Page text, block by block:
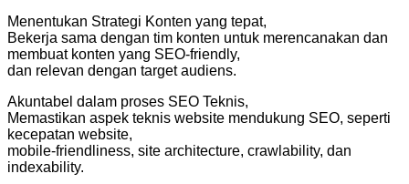
Menentukan Strategi Konten yang tepat,
Bekerja sama dengan tim konten untuk merencanakan dan
membuat konten yang SEO-friendly,
dan relevan dengan target audiens.
Akuntabel dalam proses SEO Teknis,
Memastikan aspek teknis website mendukung SEO, seperti
kecepatan website,
mobile-friendliness, site architecture, crawlability, dan
indexability.